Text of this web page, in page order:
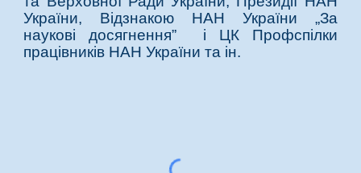
України, Відзнакою НАН України „За
наукові досягнення” і ЦК Профспілки
працівників НАН України та ін.